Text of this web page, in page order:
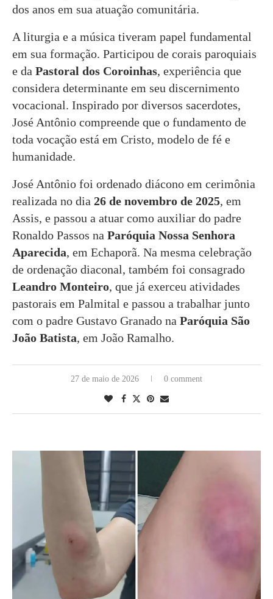
dos anos em sua atuação comunitária.
A liturgia e a música tiveram papel fundamental
em sua formação. Participou de corais paroquiais
e da Pastoral dos Coroinhas, experiência que
considera determinante em seu discernimento
vocacional. Inspirado por diversos sacerdotes,
José Antônio compreende que o fundamento de
toda vocação está em Cristo, modelo de fé e
humanidade.
José Antônio foi ordenado diácono em cerimônia
realizada no dia 26 de novembro de 2025, em
Assis, e passou a atuar como auxiliar do padre
Ronaldo Passos na Paróquia Nossa Senhora
Aparecida, em Echaporã. Na mesma celebração
de ordenação diaconal, também foi consagrado
Leandro Monteiro, que já exerceu atividades
pastorais em Palmital e passou a trabalhar junto
com o padre Gustavo Granado na Paróquia São
João Batista, em João Ramalho.
27 de maio de 2026 0 comment